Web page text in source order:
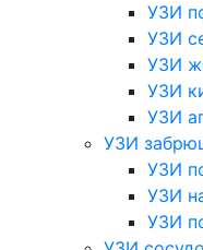
УЗИ
УЗИ
УЗИ
УЗИ
УЗИ
УЗИ
УЗИ
УЗИ
УЗИ